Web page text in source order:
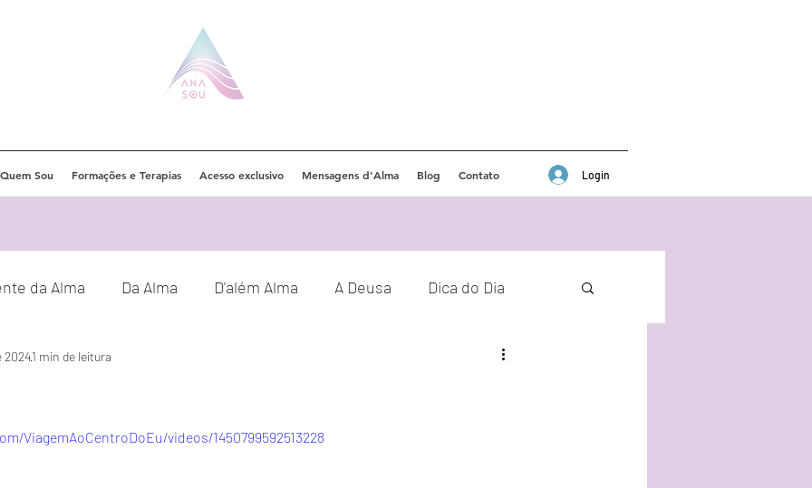
Quem Sou Formações e Terapias Acesso exclusivo Mensagens d'Alma Blog Contato Login
da Alma Da Alma D'além Alma A Deusa Dica do Dia
Eventos Orações
20241 min de leitura
ViagemAoCentroDoEu/videos/1450799592513228